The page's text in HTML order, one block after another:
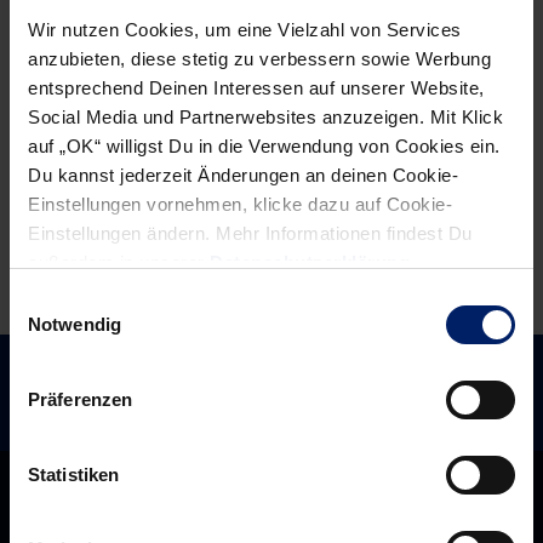
Wir nutzen Cookies, um eine Vielzahl von Services
anzubieten, diese stetig zu verbessern sowie Werbung
entsprechend Deinen Interessen auf unserer Website,
Social Media und Partnerwebsites anzuzeigen. Mit Klick
auf „OK“ willigst Du in die Verwendung von Cookies ein.
Du kannst jederzeit Änderungen an deinen Cookie-
Einstellungen vornehmen, klicke dazu auf Cookie-
Einstellungen ändern. Mehr Informationen findest Du
Notwendig
Präferenzen
Statistiken
kurze
Vorbereitung
und
ein
Derby
vor
der
Brust
zur
Endstation